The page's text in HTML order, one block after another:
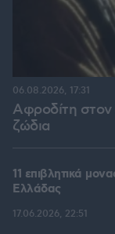
Αφροδίτη
ζώδια
06.08.2026, 17:31
11 επιβλητικά
Ελλάδας
17.06.2026, 22:51